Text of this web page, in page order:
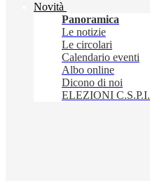
Novità
Panoramica
Le notizie
Le circolari
Calendario eventi
Albo online
Dicono di noi
ELEZIONI C.S.P.I.